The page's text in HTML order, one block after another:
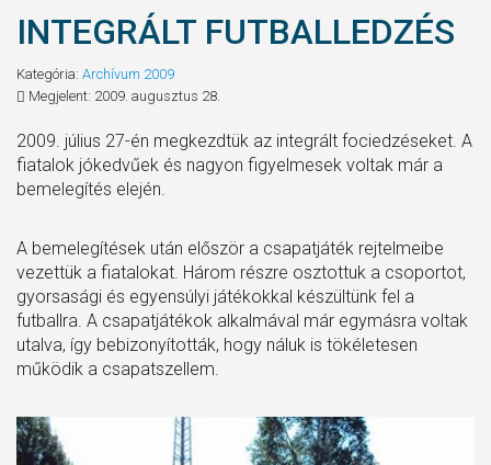
INTEGRÁLT FUTBALLEDZÉS
Kategória: Archívum 2009
Megjelent: 2009. augusztus 28.
2009. július 27-én megkezdtük az integrált fociedzéseket. A
fiatalok jókedvűek és nagyon figyelmesek voltak már a
bemelegítés elején.
A bemelegítések után először a csapatjáték rejtelmeibe
vezettük a fiatalokat. Három részre osztottuk a csoportot,
gyorsasági és egyensúlyi játékokkal készültünk fel a
futballra. A csapatjátékok alkalmával már egymásra voltak
utalva, így bebizonyították, hogy náluk is tökéletesen
működik a csapatszellem.